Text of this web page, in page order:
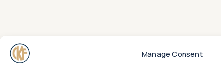
Manage Consent